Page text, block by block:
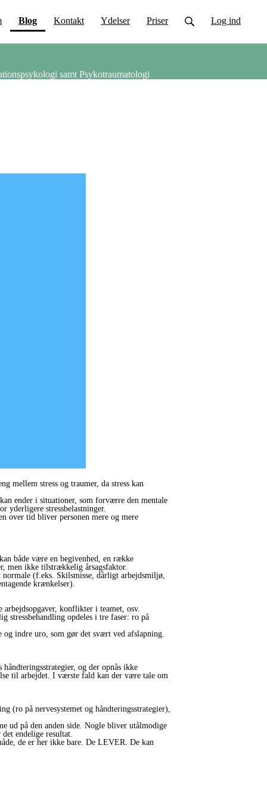
Blog(current)
Kontakt Ydelser Priser Log ind
samt Psykotraumatologi
mellem stress og traumer, da stress kan
ender i situationer, som forværre den mentale
yderligere stressbelastninger.
over tid bliver personen mere og mere
både være en begivenhed, en række
men ikke tilstrækkelig årsagsfaktor.
(f.eks. Skilsmisse, dårligt arbejdsmiljø,
krænkelser).
konflikter i teamet, osv.
stressbehandling opdeles i tre faser: ro på
og indre uro, som gør det svært ved afslapning.
og der opnås ikke
til arbejdet. I værste fald kan der være tale om
(ro på nervesystemet og håndteringsstrategier),
ud på den anden side. Nogle bliver utålmodige
endelige resultat.
de er her ikke bare. De LEVER. De kan